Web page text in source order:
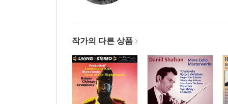
작가의 다른 상품